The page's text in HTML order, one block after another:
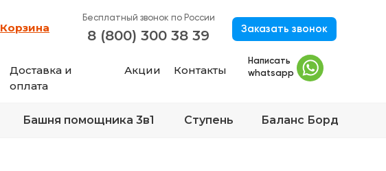
Доставка и
оплата
Акции Контакты
Ступень Баланс Борд
Башня помощника 3в1
8 (800) 300 38 39
Корзина
Бесплатный звонок по России
Заказать звонок
Написать
whatsapp